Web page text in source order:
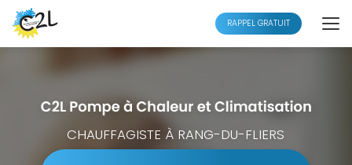
Aller
au
contenu
principal
RAPPEL GRATUIT
CHAUFFAGISTE À RANG-DU-FLIERS